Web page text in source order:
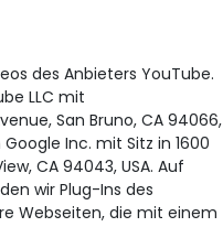
des Anbieters YouTube.
LLC mit
San Bruno, CA 94066,
Inc. mit Sitz in 1600
CA 94043, USA. Auf
wir Plug-Ins des
Webseiten, die mit einem